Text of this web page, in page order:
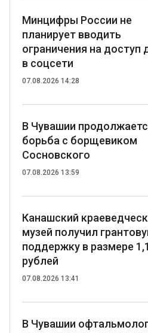
Минцифры России не
планирует вводить
ограничения на доступ
в соцсети
07.08.2026 14:28
В Чувашии
борьба с борщевиком
Сосновского
07.08.2026 13:59
Канашский
музей получил
поддержку в размере
рублей
07.08.2026 13:41
В Чувашии